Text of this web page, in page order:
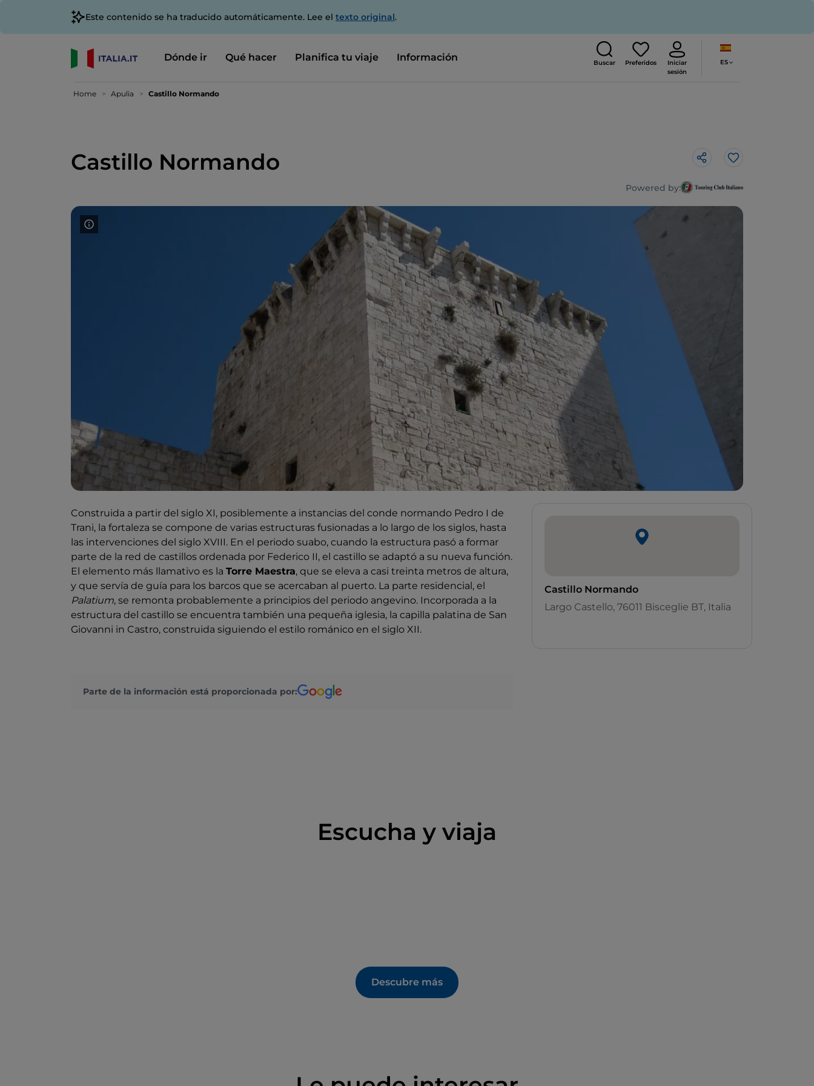
Este contenido se ha traducido automáticamente. Lee el texto original.
Dónde ir Qué hacer Planifica tu viaje Información Buscar Preferidos
Iniciar
sesión
ES
Home Apulia Castillo Normando
Castillo Normando Me gusta
Powered by:
Construida a partir del siglo XI, posiblemente a instancias del conde normando Pedro I de
Trani, la fortaleza se compone de varias estructuras fusionadas a lo largo de los siglos, hasta
las intervenciones del siglo XVIII. En el periodo suabo, cuando la estructura pasó a formar
parte de la red de castillos ordenada por Federico II, el castillo se adaptó a su nueva función.
El elemento más llamativo es la Torre Maestra, que se eleva a casi treinta metros de altura,
y que servía de guía para los barcos que se acercaban al puerto. La parte residencial, el
Palatium, se remonta probablemente a principios del periodo angevino. Incorporada a la
estructura del castillo se encuentra también una pequeña iglesia, la capilla palatina de San
Giovanni in Castro, construida siguiendo el estilo románico en el siglo XII.
Parte de la información está proporcionada por:
Castillo Normando
Largo Castello, 76011 Bisceglie BT, Italia
Escucha y viaja
Descubre más